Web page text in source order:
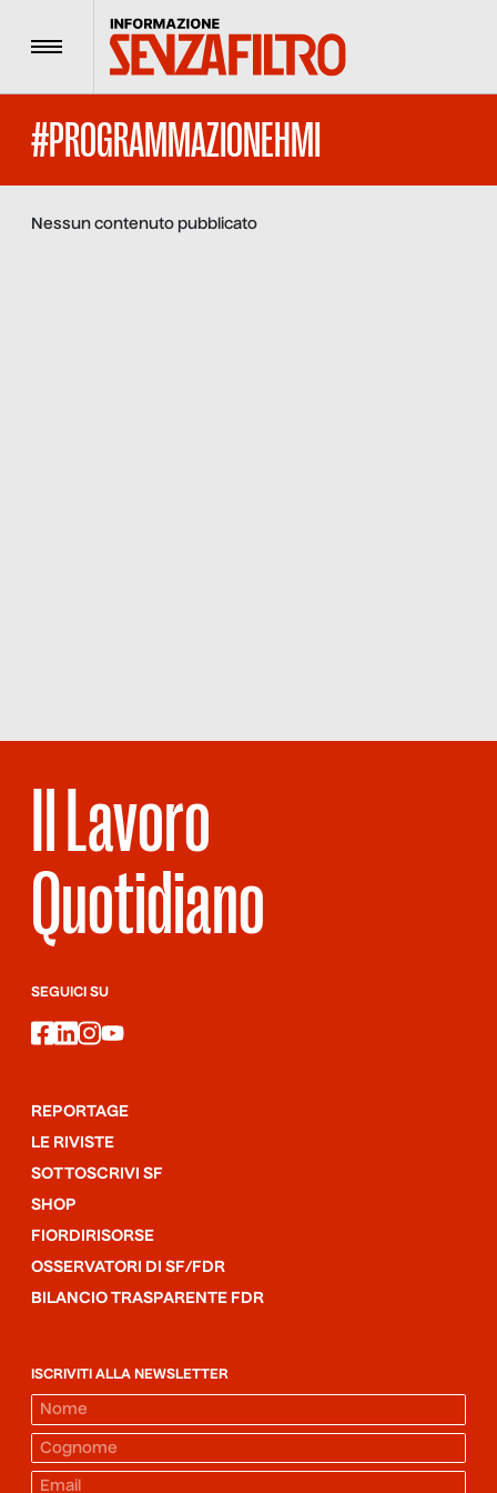
Menu
#PROGRAMMAZIONEHMI
Nessun contenuto pubblicato
Il Lavoro
Quotidiano
SEGUICI SU
facebook
linkedin
instagram
youtube
REPORTAGE
LE RIVISTE
SOTTOSCRIVI SF
SHOP
FIORDIRISORSE
OSSERVATORI DI SF/FDR
BILANCIO TRASPARENTE FDR
ISCRIVITI ALLA NEWSLETTER